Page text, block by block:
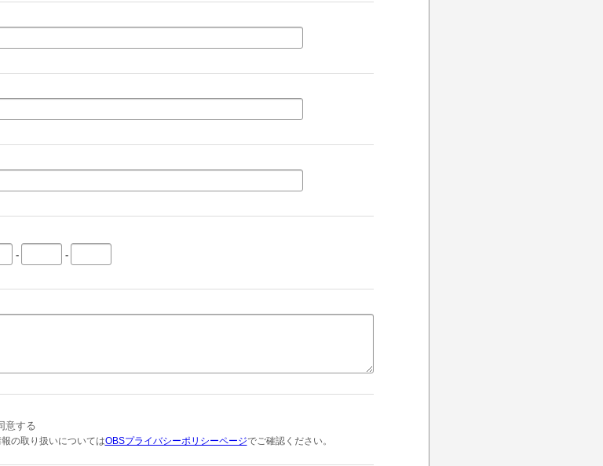
- -
意する
の取り扱いについてはOBSプライバシーポリシーページでご確認ください。